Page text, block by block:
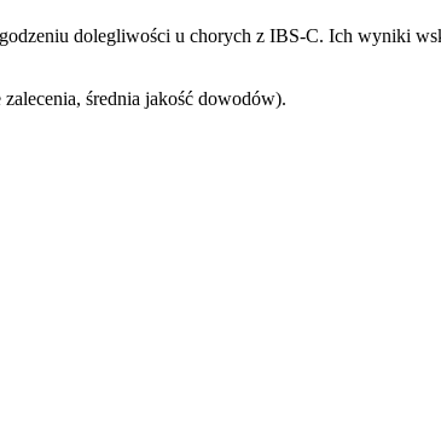
dolegliwości u chorych z IBS-C. Ich wyniki
średnia jakość dowodów).